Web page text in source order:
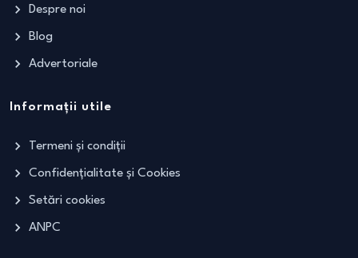
Despre noi
Blog
Advertoriale
Informații utile
Termeni și condiții
Confidențialitate și Cookies
Setări cookies
ANPC